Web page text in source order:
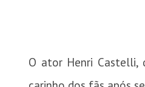
O ator Henri Castelli,